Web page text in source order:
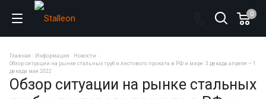
0
Главная Информация
Новости
Обзор ситуации на рынке стальных труб и листового проката в РФ и мире: 3 декада апреля – 1
декада мая 2022
Обзор ситуации на рынке стальных